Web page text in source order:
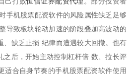
手机股票配资软件的风险属性缺乏足够
导致板块轮动加速的阶段叠加高波动的
、缺乏止损 纪律而遭遇较大回撤。也有
之后，开始主动控制杠杆倍 数、拉长评
适合自身节奏的手机股票配资软件使用